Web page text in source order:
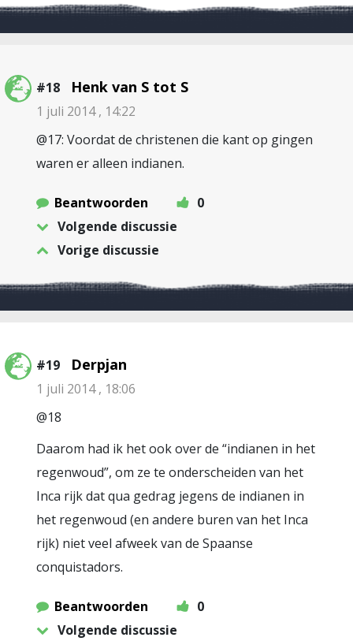
#18 Henk van S tot S
1 juli 2014 , 14:22
@17: Voordat de christenen die kant op gingen
waren er alleen indianen.
Beantwoorden
0
Volgende discussie
Vorige discussie
#19 Derpjan
1 juli 2014 , 18:06
@18
Daarom had ik het ook over de “indianen in het
regenwoud”, om ze te onderscheiden van het
Inca rijk dat qua gedrag jegens de indianen in
het regenwoud (en andere buren van het Inca
rijk) niet veel afweek van de Spaanse
conquistadors.
Beantwoorden
0
Volgende discussie